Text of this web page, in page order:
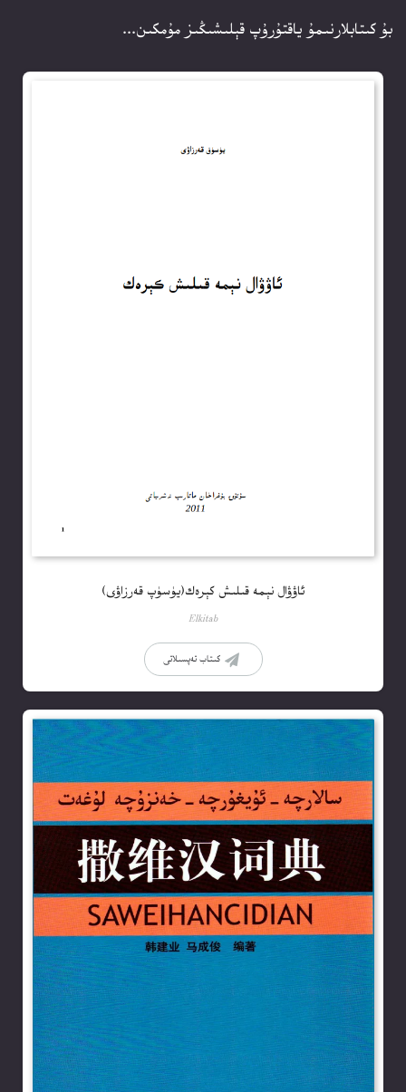
بۇ كىتابلارنىمۇ ياقتۇرۇپ قېلىشىڭىز مۇمكىن...
ئاۋۋال نېمە قىلىش كېرەك(يۈسۈپ قەرزاۋى)
Elkitab
كىتاب تەپسىلاتى